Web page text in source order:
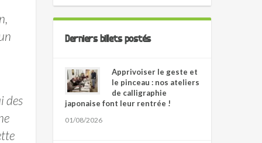
des
Derniers billets postés
Apprivoiser le geste et
le pinceau : nos ateliers
de calligraphie
japonaise font leur rentrée !
01/08/2026